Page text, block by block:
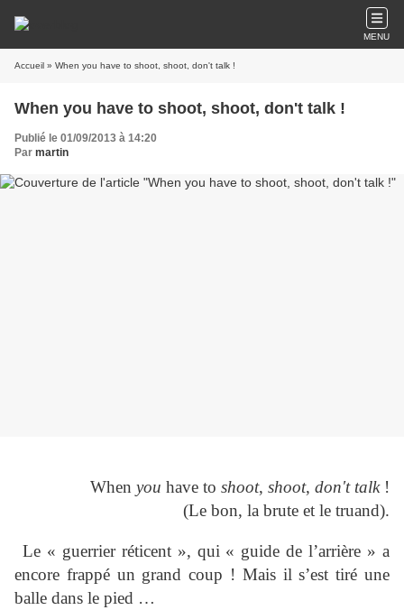
MENU
Accueil » When you have to shoot, shoot, don't talk !
When you have to shoot, shoot, don't talk !
Publié le 01/09/2013 à 14:20
Par martin
When you have to shoot, shoot, don't talk!
(Le bon, la brute et le truand).
Le « guerrier réticent », qui « guide de l’arrière » a
encore frappé un grand coup ! Mais il s’est tiré une
balle dans le pied …